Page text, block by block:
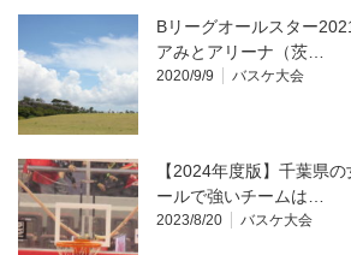
Bリーグオールスター
アみとアリーナ（茨…
2020/9/9 バスケ大会
【2024年度版】千葉県
ールで強いチームは…
2023/8/20 バスケ大会